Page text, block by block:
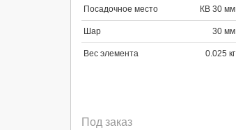
Посадочное место КВ 30 мм
Шар 30 мм
Вес элемента 0.025 кг
Под заказ
Продолжить Отмена